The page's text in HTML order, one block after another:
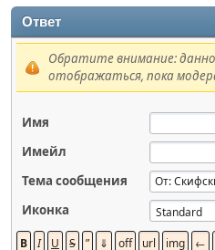
Ответ
Обратите внимание:
отображаться, пока
Имя
Имейл
Тема сообщения
Иконка